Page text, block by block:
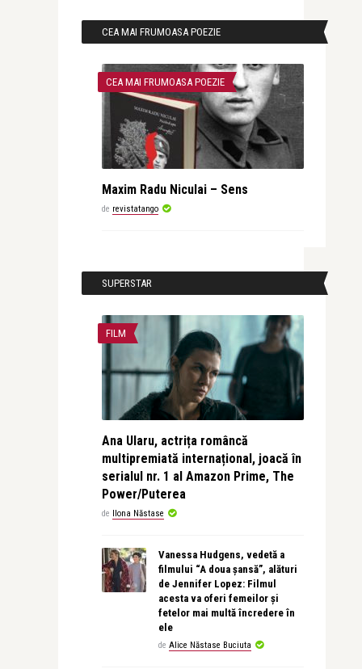
CEA MAI FRUMOASA POEZIE
CEA MAI FRUMOASA POEZIE
Maxim Radu Niculai – Sens
de revistatango
SUPERSTAR
FILM
Ana Ularu, actrița româncă
multipremiată internațional, joacă în
serialul nr. 1 al Amazon Prime, The
Power/Puterea
de Ilona Năstase
Vanessa Hudgens, vedetă a
filmului “A doua șansă”, alături
de Jennifer Lopez: Filmul
acesta va oferi femeilor și
fetelor mai multă încredere în
ele
de Alice Năstase Buciuta